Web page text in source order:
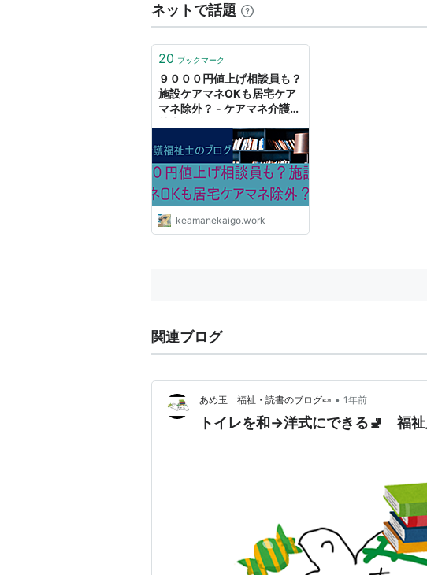
ネットで話題
20 ブックマーク
９０００円値上げ相談員も？
施設ケアマネOKも居宅ケア
マネ除外？ - ケアマネ介護福
keamanekaigo.work
関連ブログ
あめ玉 福祉・読書のブログ🍬 • 1年前
トイレを和→洋式にできる🚽 福祉